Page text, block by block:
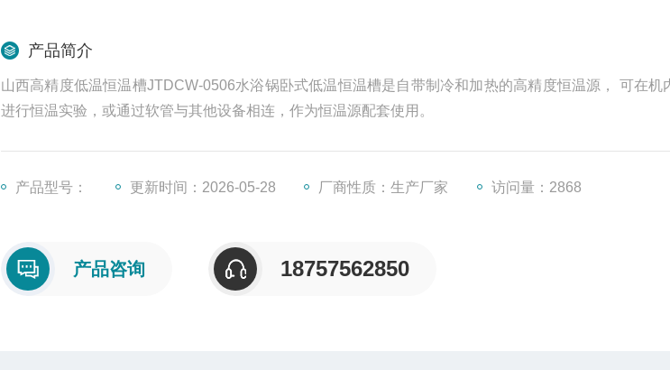
产品简介
山西高精度低温恒温槽JTDCW-0506水浴锅卧式低温恒温槽是自带制冷和加热的高精度恒温源， 可在机
进行恒温实验，或通过软管与其他设备相连，作为恒温源配套使用。
产品型号： 更新时间：2026-05-28 厂商性质：生产厂家 访问量：2868
产品咨询 18757562850